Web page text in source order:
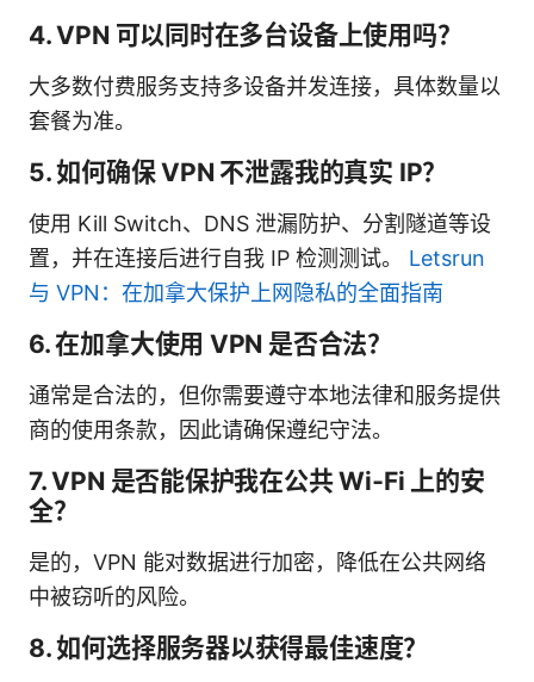
4. VPN 可以同时在多台设备上使用吗？
大多数付费服务支持多设备并发连接，具体数量以
套餐为准。
5. 如何确保 VPN 不泄露我的真实 IP？
使用 Kill Switch、DNS 泄漏防护、分割隧道等设
置，并在连接后进行自我 IP 检测测试。 Letsrun
与 VPN：在加拿大保护上网隐私的全面指南
6. 在加拿大使用 VPN 是否合法？
通常是合法的，但你需要遵守本地法律和服务提供
商的使用条款，因此请确保遵纪守法。
7. VPN 是否能保护我在公共 Wi‑Fi 上的安
全？
是的，VPN 能对数据进行加密，降低在公共网络
中被窃听的风险。
8. 如何选择服务器以获得最佳速度？